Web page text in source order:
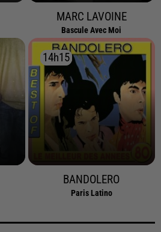
MARC LAVOINE
Bascule Avec Moi
14h15
14h15
BANDOLERO
Paris Latino